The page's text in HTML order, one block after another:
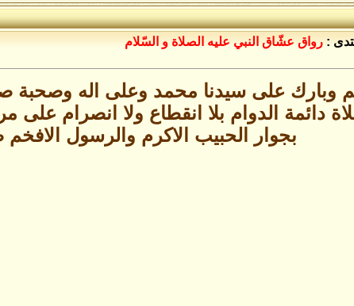
: رواق عشّاق النبي عليه الصلاة و السّلام
وبارك على سيدنا محمد وعلى اله وصحبة
دائمة الدوام بلا انقطاع ولا انصرام على
بجوار الحبيب الاكرم والرسول